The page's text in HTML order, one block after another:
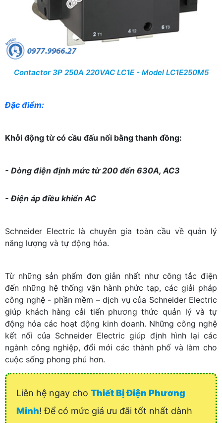
Contactor 3P 250A 220VAC LC1E - Model LC1E250M5
Đặc điểm:
Khởi động từ có cầu đấu nối bằng thanh đồng:
- Dòng điện định mức từ 200 đến 630A, AC3
- Điện áp điều khiển AC
Schneider Electric là chuyên gia toàn cầu về quản lý
năng lượng và tự động hóa.
Từ những sản phẩm đơn giản nhất như công tắc điện
đến những hệ thống vận hành phức tạp, các giải pháp
công nghệ - phần mềm – dịch vụ của Schneider Electric
giúp khách hàng cải tiến phương thức quản lý và tự
động hóa các hoạt động kinh doanh. Những công nghệ
kết nối của Schneider Electric giúp định hình lại các
ngành công nghiệp, đổi mới các thành phố và làm cho
cuộc sống phong phú hơn.
Liên hệ ngay cho Thiết Bị Điện Phương
Minh! Để có mức giá ưu đãi tốt nhất dành